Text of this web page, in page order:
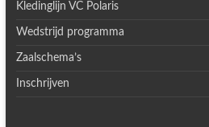
Kledinglijn VC Polaris
Wedstrijd programma
Zaalschema’s
Inschrijven